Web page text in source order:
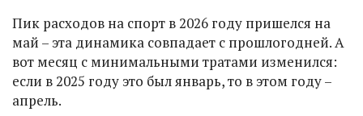
Пик расходов на спорт в 2026 году пришелся на
май – эта динамика совпадает с прошлогодней. А
вот месяц с минимальными тратами изменился:
если в 2025 году это был январь, то в этом году –
апрель.